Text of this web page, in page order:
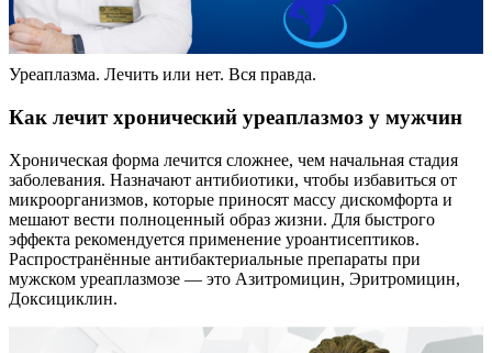
Уреаплазма. Лечить или нет. Вся правда.
Как лечит хронический уреаплазмоз у мужчин
Хроническая форма лечится сложнее, чем начальная стадия
заболевания. Назначают антибиотики, чтобы избавиться от
микроорганизмов, которые приносят массу дискомфорта и
мешают вести полноценный образ жизни. Для быстрого
эффекта рекомендуется применение уроантисептиков.
Распространённые антибактериальные препараты при
мужском уреаплазмозе — это Азитромицин, Эритромицин,
Доксициклин.